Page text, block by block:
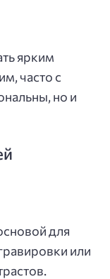
ярким
часто с
но и
для
или